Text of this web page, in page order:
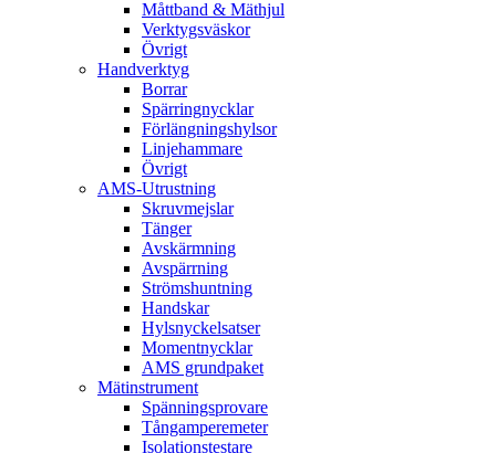
Måttband & Mäthjul
Verktygsväskor
Övrigt
Handverktyg
Borrar
Spärringnycklar
Förlängningshylsor
Linjehammare
Övrigt
AMS-Utrustning
Skruvmejslar
Tänger
Avskärmning
Avspärrning
Strömshuntning
Handskar
Hylsnyckelsatser
Momentnycklar
AMS grundpaket
Mätinstrument
Spänningsprovare
Tångamperemeter
Isolationstestare